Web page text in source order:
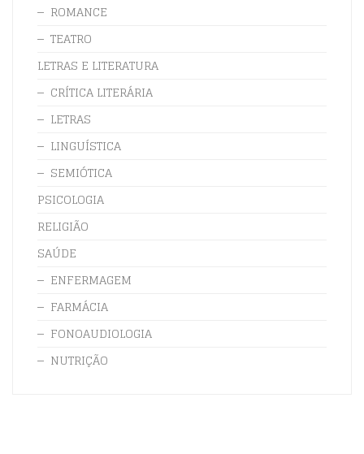
ROMANCE
TEATRO
LETRAS E LITERATURA
CRÍTICA LITERÁRIA
LETRAS
LINGUÍSTICA
SEMIÓTICA
PSICOLOGIA
RELIGIÃO
SAÚDE
ENFERMAGEM
FARMÁCIA
FONOAUDIOLOGIA
NUTRIÇÃO